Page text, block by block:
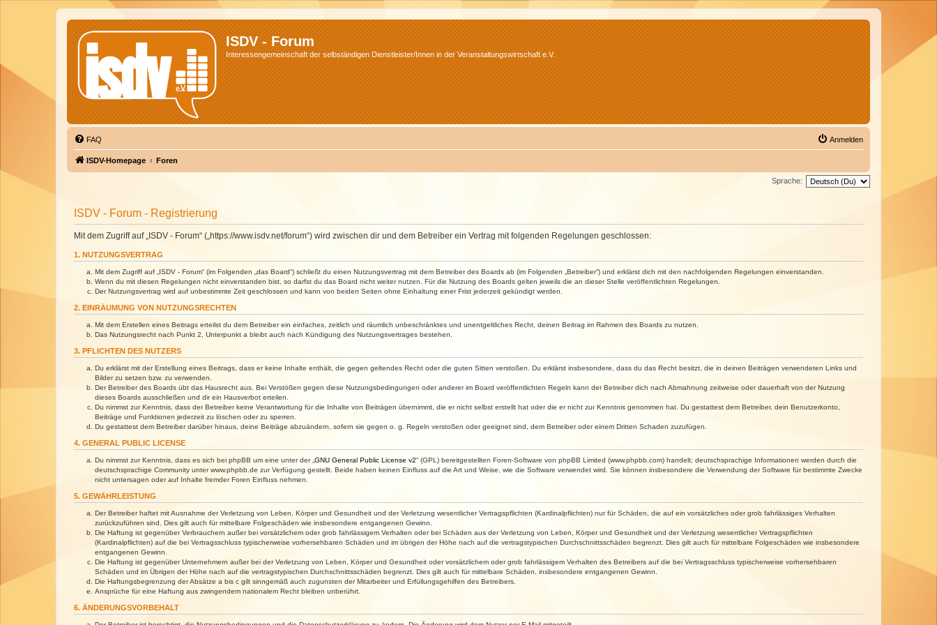
ISDV - Forum
Interessengemeinschaft der selbständigen Dienstleister/Innen in der Veranstaltungswirtschaft e.V.
FAQ Anmelden
ISDV-Homepage Foren
Sprache:
ISDV - Forum - Registrierung
Mit dem Zugriff auf „ISDV - Forum“ („https://www.isdv.net/forum“) wird zwischen dir und dem Betreiber ein Vertrag mit folgenden Regelungen geschlossen:
1. NUTZUNGSVERTRAG
Mit dem Zugriff auf „ISDV - Forum“ (im Folgenden „das Board“) schließt du einen Nutzungsvertrag mit dem Betreiber des Boards ab (im Folgenden „Betreiber“) und erklärst dich mit den nachfolgenden Regelungen einverstanden.
Wenn du mit diesen Regelungen nicht einverstanden bist, so darfst du das Board nicht weiter nutzen. Für die Nutzung des Boards gelten jeweils die an dieser Stelle veröffentlichten Regelungen.
Der Nutzungsvertrag wird auf unbestimmte Zeit geschlossen und kann von beiden Seiten ohne Einhaltung einer Frist jederzeit gekündigt werden.
2. EINRÄUMUNG VON NUTZUNGSRECHTEN
Mit dem Erstellen eines Beitrags erteilst du dem Betreiber ein einfaches, zeitlich und räumlich unbeschränktes und unentgeltliches Recht, deinen Beitrag im Rahmen des Boards zu nutzen.
Das Nutzungsrecht nach Punkt 2, Unterpunkt a bleibt auch nach Kündigung des Nutzungsvertrages bestehen.
3. PFLICHTEN DES NUTZERS
Du erklärst mit der Erstellung eines Beitrags, dass er keine Inhalte enthält, die gegen geltendes Recht oder die guten Sitten verstoßen. Du erklärst insbesondere, dass du das Recht besitzt, die in deinen Beiträgen verwendeten Links und
Bilder zu setzen bzw. zu verwenden.
Der Betreiber des Boards übt das Hausrecht aus. Bei Verstößen gegen diese Nutzungsbedingungen oder anderer im Board veröffentlichten Regeln kann der Betreiber dich nach Abmahnung zeitweise oder dauerhaft von der Nutzung
dieses Boards ausschließen und dir ein Hausverbot erteilen.
Du nimmst zur Kenntnis, dass der Betreiber keine Verantwortung für die Inhalte von Beiträgen übernimmt, die er nicht selbst erstellt hat oder die er nicht zur Kenntnis genommen hat. Du gestattest dem Betreiber, dein Benutzerkonto,
Beiträge und Funktionen jederzeit zu löschen oder zu sperren.
Du gestattest dem Betreiber darüber hinaus, deine Beiträge abzuändern, sofern sie gegen o. g. Regeln verstoßen oder geeignet sind, dem Betreiber oder einem Dritten Schaden zuzufügen.
4. GENERAL PUBLIC LICENSE
Du nimmst zur Kenntnis, dass es sich bei phpBB um eine unter der „ GNU General Public License v2“ (GPL) bereitgestellten Foren-Software von phpBB Limited (www.phpbb.com) handelt; deutschsprachige Informationen werden durch die
deutschsprachige Community unter www.phpbb.de zur Verfügung gestellt. Beide haben keinen Einfluss auf die Art und Weise, wie die Software verwendet wird. Sie können insbesondere die Verwendung der Software für bestimmte Zwecke
nicht untersagen oder auf Inhalte fremder Foren Einfluss nehmen.
5. GEWÄHRLEISTUNG
Der Betreiber haftet mit Ausnahme der Verletzung von Leben, Körper und Gesundheit und der Verletzung wesentlicher Vertragspflichten (Kardinalpflichten) nur für Schäden, die auf ein vorsätzliches oder grob fahrlässiges Verhalten
zurückzuführen sind. Dies gilt auch für mittelbare Folgeschäden wie insbesondere entgangenen Gewinn.
Die Haftung ist gegenüber Verbrauchern außer bei vorsätzlichem oder grob fahrlässigem Verhalten oder bei Schäden aus der Verletzung von Leben, Körper und Gesundheit und der Verletzung wesentlicher Vertragspflichten
(Kardinalpflichten) auf die bei Vertragsschluss typischerweise vorhersehbaren Schäden und im übrigen der Höhe nach auf die vertragstypischen Durchschnittsschäden begrenzt. Dies gilt auch für mittelbare Folgeschäden wie insbesondere
entgangenen Gewinn.
Die Haftung ist gegenüber Unternehmern außer bei der Verletzung von Leben, Körper und Gesundheit oder vorsätzlichem oder grob fahrlässigem Verhalten des Betreibers auf die bei Vertragsschluss typischerweise vorhersehbaren
Schäden und im Übrigen der Höhe nach auf die vertragstypischen Durchschnittsschäden begrenzt. Dies gilt auch für mittelbare Schäden, insbesondere entgangenen Gewinn.
Die Haftungsbegrenzung der Absätze a bis c gilt sinngemäß auch zugunsten der Mitarbeiter und Erfüllungsgehilfen des Betreibers.
Ansprüche für eine Haftung aus zwingendem nationalem Recht bleiben unberührt.
6. ÄNDERUNGSVORBEHALT